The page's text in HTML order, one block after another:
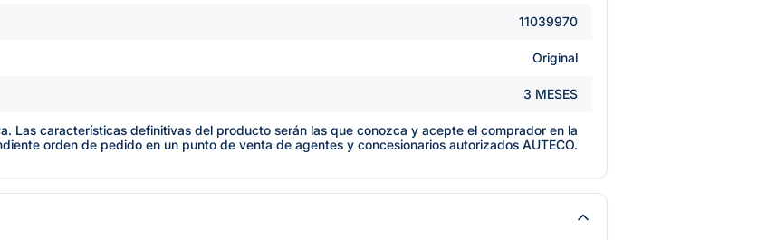
11039970
Original
3 MESES
Las características definitivas del producto serán las que conozca y acepte el comprador en la
orden de pedido en un punto de venta de agentes y concesionarios autorizados AUTECO.